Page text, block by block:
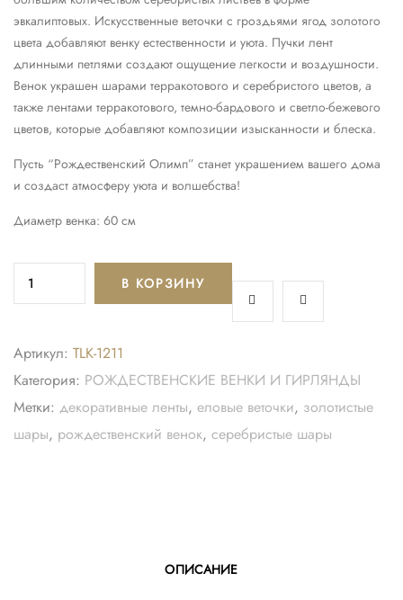
эвкалиптовых. Искусственные веточки с гроздьями ягод золотого
цвета добавляют венку естественности и уюта. Пучки лент
длинными петлями создают ощущение легкости и воздушности.
Венок украшен шарами терракотового и серебристого цветов, а
также лентами терракотового, темно-бардового и светло-бежевого
цветов, которые добавляют композиции изысканности и блеска.
Пусть “Рождественский Олимп” станет украшением вашего дома
и создаст атмосферу уюта и волшебства!
Диаметр венка: 60 см
В КОРЗИНУ
Артикул: TLK-1211
Категория: РОЖДЕСТВЕНСКИЕ ВЕНКИ И ГИРЛЯНДЫ
Метки: декоративные ленты, еловые веточки, золотистые
шары, рождественский венок, серебристые шары
ОПИСАНИЕ